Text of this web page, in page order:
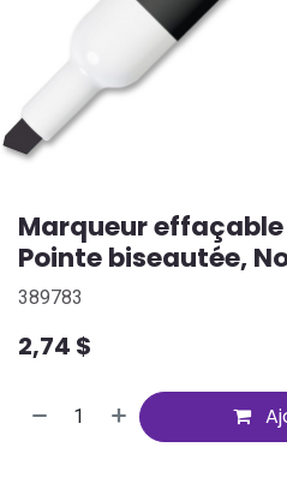
Marqueur effaçable
Pointe biseautée,
389783
2,74 $